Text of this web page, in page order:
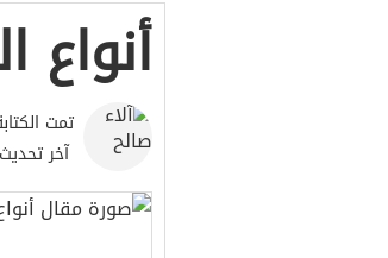
أنواع
تمت
آخر